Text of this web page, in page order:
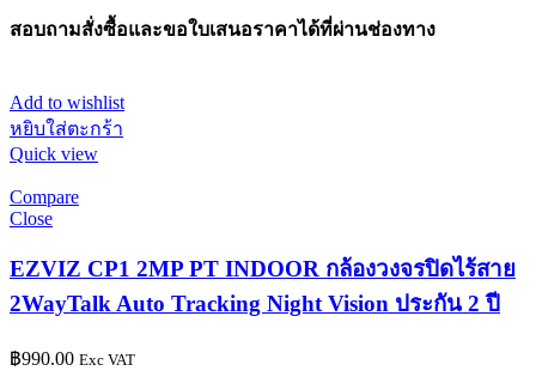
สอบถามสั่งซื้อและขอใบเสนอราคาได้ที่ผ่านช่องทาง
Add to wishlist
หยิบใส่ตะกร้า
Quick view
Compare
Close
EZVIZ CP1 2MP PT INDOOR กล้องวงจรปิดไร้สาย
2WayTalk Auto Tracking Night Vision ประกัน 2 ปี
฿990.00 Exc VAT